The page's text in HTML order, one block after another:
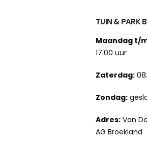
TUIN & PARK
Maandag t/
17:00 uur
Zaterdag:
Zondag:
Adres: Van
AG Broekland